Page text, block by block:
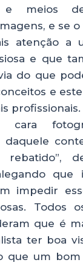
e meios
e se
atenção a
e que
do que
e
profissionais.
que
impedir
Todos
que é
ter boa
que um bom